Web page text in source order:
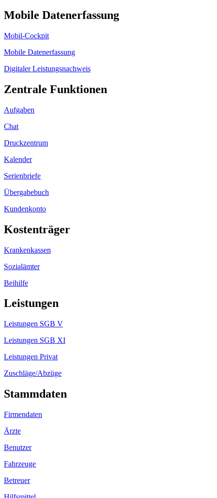
Mobile Datenerfassung
Mobil-Cockpit
Mobile Datenerfassung
Digitaler Leistungsnachweis
Zentrale Funktionen
Aufgaben
Chat
Druckzentrum
Kalender
Serienbriefe
Übergabebuch
Kundenkonto
Kostenträger
Krankenkassen
Sozialämter
Beihilfe
Leistungen
Leistungen SGB V
Leistungen SGB XI
Leistungen Privat
Zuschläge/Abzüge
Stammdaten
Firmendaten
Ärzte
Benutzer
Fahrzeuge
Betreuer